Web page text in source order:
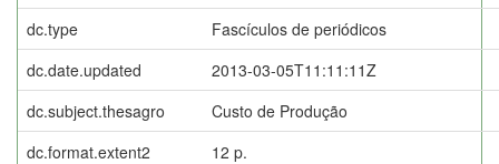
dc.type
Fascículos de periódicos
dc.date.updated
2013-03-05T11:11:11Z
dc.subject.thesagro
Custo de Produção
dc.format.extent2
12 p.